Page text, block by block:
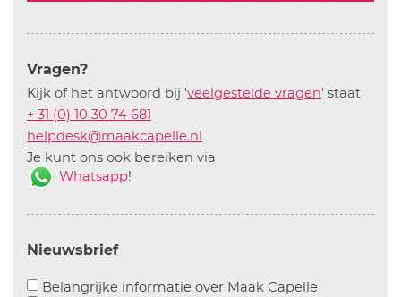
Vragen?
Kijk of het antwoord bij 'veelgestelde vragen' staat
+ 31 (0) 10 30 74 681
helpdesk@maakcapelle.nl
Je kunt ons ook bereiken via
Whatsapp!
Nieuwsbrief
Belangrijke informatie over Maak CapelleAanvinken